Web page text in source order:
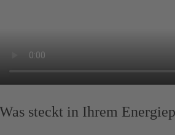
Was steckt in Ihrem